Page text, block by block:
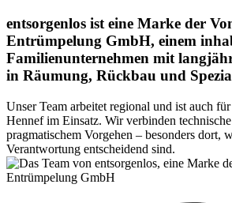
entsorgenlos ist eine Marke der
Entrümpelung GmbH, einem
Familienunternehmen mit
in Räumung, Rückbau und
Unser Team arbeitet regional und ist auch
Hennef im Einsatz. Wir verbinden
pragmatischem Vorgehen – besonders dort,
Verantwortung entscheidend sind.